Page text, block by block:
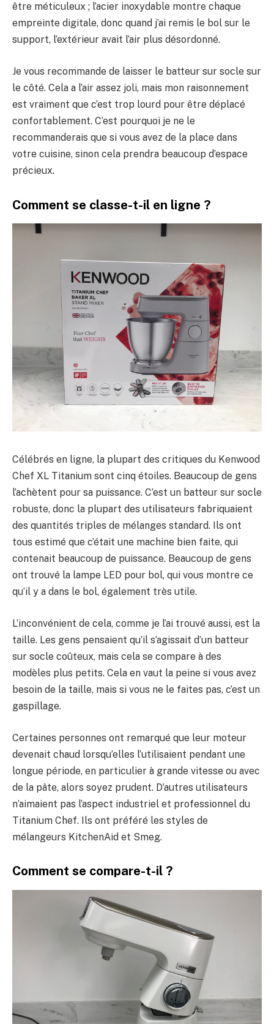
être méticuleux ; l’acier inoxydable montre chaque
empreinte digitale, donc quand j’ai remis le bol sur le
support, l’extérieur avait l’air plus désordonné.
Je vous recommande de laisser le batteur sur socle sur
le côté. Cela a l’air assez joli, mais mon raisonnement
est vraiment que c’est trop lourd pour être déplacé
confortablement. C’est pourquoi je ne le
recommanderais que si vous avez de la place dans
votre cuisine, sinon cela prendra beaucoup d’espace
précieux.
Comment se classe-t-il en ligne ?
Célébrés en ligne, la plupart des critiques du Kenwood
Chef XL Titanium sont cinq étoiles. Beaucoup de gens
l’achètent pour sa puissance. C’est un batteur sur socle
robuste, donc la plupart des utilisateurs fabriquaient
des quantités triples de mélanges standard. Ils ont
tous estimé que c’était une machine bien faite, qui
contenait beaucoup de puissance. Beaucoup de gens
ont trouvé la lampe LED pour bol, qui vous montre ce
qu’il y a dans le bol, également très utile.
L’inconvénient de cela, comme je l’ai trouvé aussi, est la
taille. Les gens pensaient qu’il s’agissait d’un batteur
sur socle coûteux, mais cela se compare à des
modèles plus petits. Cela en vaut la peine si vous avez
besoin de la taille, mais si vous ne le faites pas, c’est un
gaspillage.
Certaines personnes ont remarqué que leur moteur
devenait chaud lorsqu’elles l’utilisaient pendant une
longue période, en particulier à grande vitesse ou avec
de la pâte, alors soyez prudent. D’autres utilisateurs
n’aimaient pas l’aspect industriel et professionnel du
Titanium Chef. Ils ont préféré les styles de
mélangeurs KitchenAid et Smeg.
Comment se compare-t-il ?